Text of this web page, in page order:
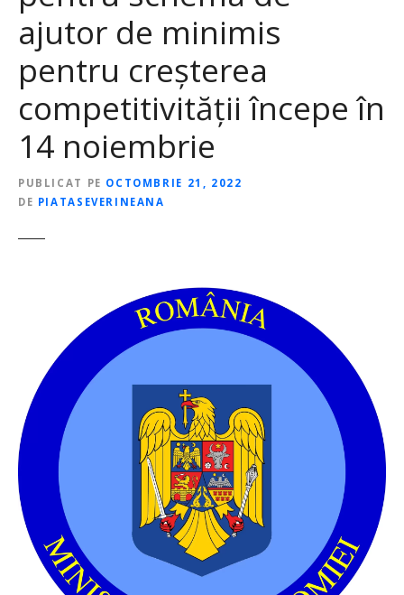
ajutor de minimis
pentru creşterea
competitivităţii începe în
14 noiembrie
PUBLICAT PE OCTOMBRIE 21, 2022
DE PIATASEVERINEANA